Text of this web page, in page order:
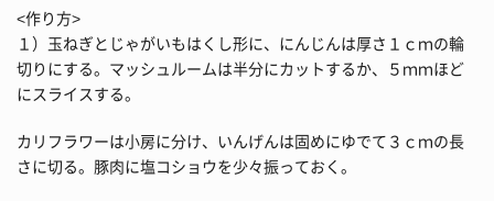
<作り方>
１）玉ねぎとじゃがいもはくし形に、にんじんは厚さ１ｃｍの輪
切りにする。マッシュルームは半分にカットするか、５ｍｍほど
にスライスする。
カリフラワーは小房に分け、いんげんは固めにゆでて３ｃｍの長
さに切る。豚肉に塩コショウを少々振っておく。